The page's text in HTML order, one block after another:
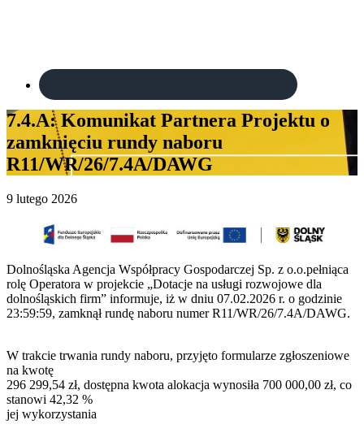
7.4.A: Komunikat Partnera Projektu o
zamknięciu rundy naboru
R11/WR/26/7.4A/DAWG
9 lutego 2026
Dolnośląska Agencja Współpracy Gospodarczej Sp. z o.o.pełniąca
rolę Operatora w projekcie „Dotacje na usługi rozwojowe dla
dolnośląskich firm” informuje, iż w dniu 07.02.2026 r. o godzinie
23:59:59, zamknął rundę naboru numer R11/WR/26/7.4A/DAWG.
W trakcie trwania rundy naboru, przyjęto formularze zgłoszeniowe
na kwotę
296 299,54 zł, dostępna kwota alokacja wynosiła 700 000,00 zł, co
stanowi 42,32 %
jej wykorzystania